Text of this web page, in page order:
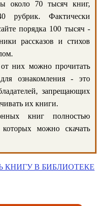
около 70 тысяч книг,
рубрик. Фактически
порядка 100 тысяч -
рассказов и стихов
них можно прочитать
ознакомления - это
запрещающих
их книги.
книг полностью
можно скачать
КНИГУ В БИБЛИОТЕКЕ